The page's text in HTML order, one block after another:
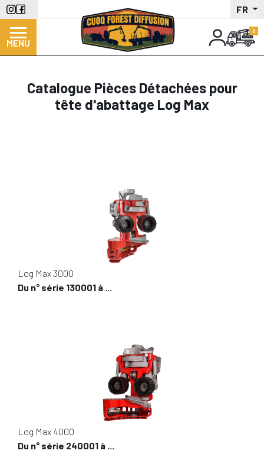
Aller
au
contenu
principal
FR
MENU
Catalogue Pièces Détachées pour
tête d'abattage Log Max
Log Max 3000
Du n° série 130001 à ...
Log Max 4000
Du n° série 240001 à ...